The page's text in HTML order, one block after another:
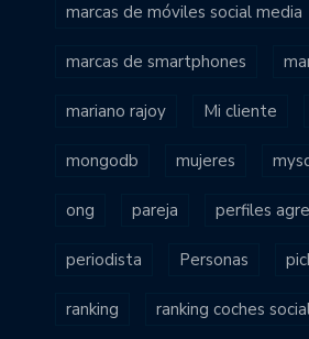
marcas de móviles social media
marcas de smartphones
mariano rajoy Mi cliente
mongodb mujeres
ong pareja perfiles
periodista Personas
ranking ranking coches